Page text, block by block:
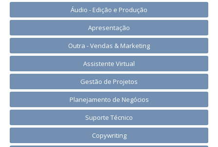
Áudio - Edição e Produção
Apresentação
Outra - Vendas & Marketing
Assistente Virtual
Gestão de Projetos
Planejamento de Negócios
Suporte Técnico
Copywriting